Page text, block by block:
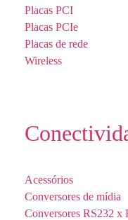
Placas PCI
Placas PCIe
Placas de rede
Wireless
Acessórios
Conversores de mídia
Conversores RS232 x